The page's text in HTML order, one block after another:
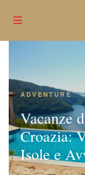
ADVENTURE
Vacanze
Croazia:
Isole e